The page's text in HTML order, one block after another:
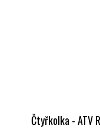
Čtyřkolka - ATV